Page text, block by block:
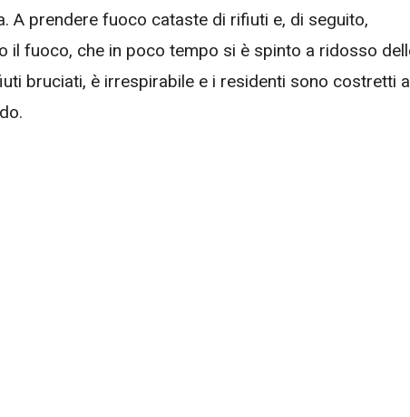
A prendere fuoco cataste di rifiuti e, di seguito,
il fuoco, che in poco tempo si è spinto a ridosso
bruciati, è irrespirabile e i residenti sono costretti a